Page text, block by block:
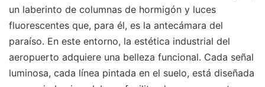
un laberinto de columnas de hormigón y luces
fluorescentes que, para él, es la antecámara del
paraíso. En este entorno, la estética industrial del
aeropuerto adquiere una belleza funcional. Cada señal
luminosa, cada línea pintada en el suelo, está diseñada